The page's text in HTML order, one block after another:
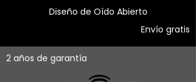
Diseño de Oído Abierto
Envío gratis
2 años de garantía